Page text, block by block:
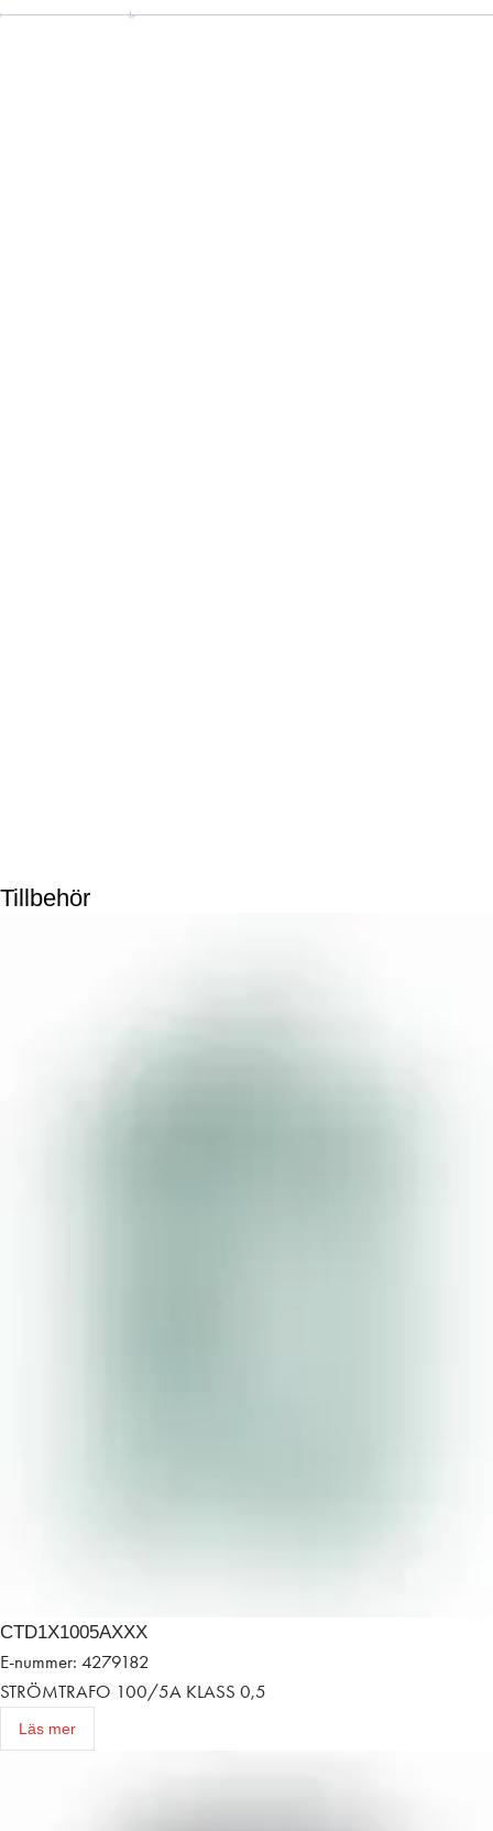
Tillbehör
CTD1X1005AXXX
E-nummer: 4279182
STRÖMTRAFO 100/5A KLASS 0,5
Läs mer